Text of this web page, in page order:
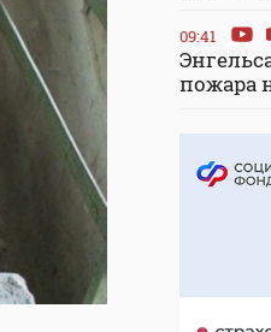
09:41
пожара